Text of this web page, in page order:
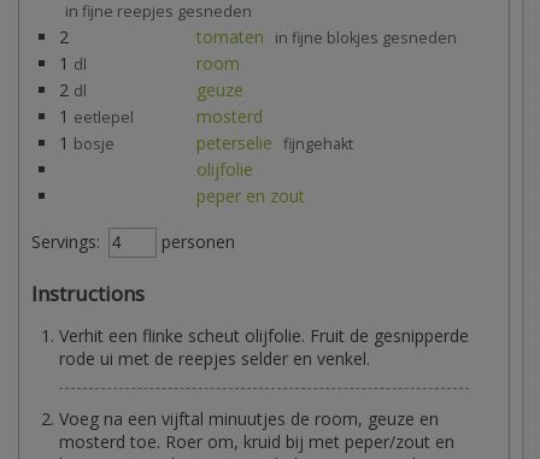
in fijne reepjes gesneden
2 tomaten in fijne blokjes gesneden
1 dl
room
2 dl
geuze
1 eetlepel
mosterd
1 bosje peterselie fijngehakt
olijfolie
peper en zout
Servings:
personen
Instructions
Verhit een flinke scheut olijfolie. Fruit de gesnipperde
rode ui met de reepjes selder en venkel.
Voeg na een vijftal minuutjes de room, geuze en
mosterd toe. Roer om, kruid bij met peper/zout en